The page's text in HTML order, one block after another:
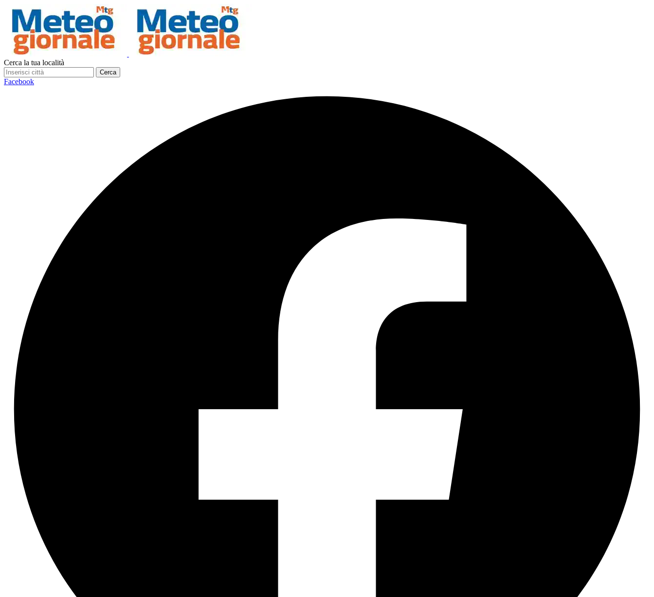
Cerca la tua località
Cerca
Facebook